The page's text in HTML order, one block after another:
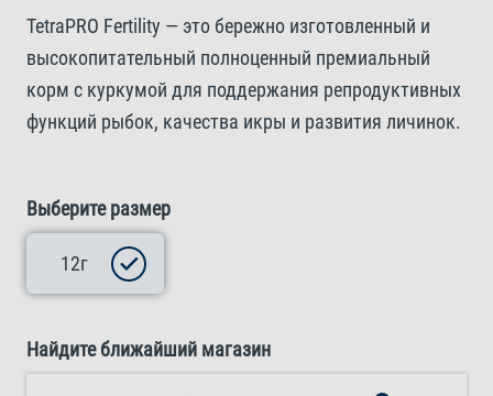
TetraPRO Fertility — это бережно изготовленный и
высокопитательный полноценный премиальный
корм с куркумой для поддержания репродуктивных
функций рыбок, качества икры и развития личинок.
Выберите размер
12г
Найдите ближайший магазин